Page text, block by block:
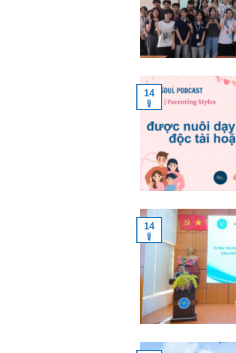
14
ធ្នូ
14
ធ្នូ